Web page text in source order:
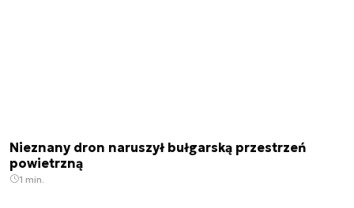
Nieznany dron naruszył bułgarską przestrzeń
powietrzną
1 min.